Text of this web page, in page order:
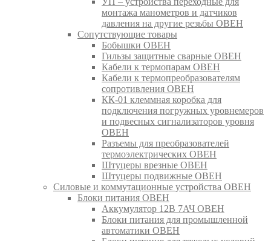
монтажа манометров и датчиков
давления на другие резьбы ОВЕН
Сопутствующие товары
Бобышки ОВЕН
Гильзы защитные сварные ОВЕН
Кабели к термопарам ОВЕН
Кабели к термопреобразователям
сопротивления ОВЕН
КК-01 клеммная коробка для
подключения погружных уровнемеров
и подвесных сигнализаторов уровня
ОВЕН
Разъемы для преобразователей
термоэлектрических ОВЕН
Штуцеры врезные ОВЕН
Штуцеры подвижные ОВЕН
Силовые и коммутационные устройства ОВЕН
Блоки питания ОВЕН
Аккумулятор 12В 7АЧ ОВЕН
Блоки питания для промышленной
автоматики ОВЕН